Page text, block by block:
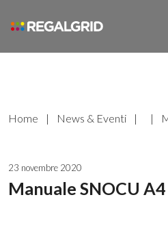
Home | News & Eventi | |
23 novembre 2020
Manuale SNOCU A4